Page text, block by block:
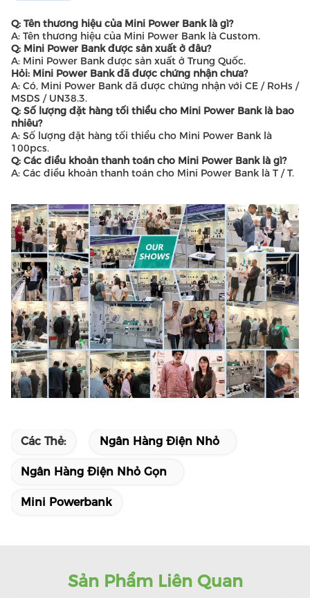
Q: Tên thương hiệu của Mini Power Bank là gì?
A: Tên thương hiệu của Mini Power Bank là Custom.
Q: Mini Power Bank được sản xuất ở đâu?
A: Mini Power Bank được sản xuất ở Trung Quốc.
Hỏi: Mini Power Bank đã được chứng nhận chưa?
A: Có, Mini Power Bank đã được chứng nhận với CE / RoHs /
MSDS / UN38.3.
Q: Số lượng đặt hàng tối thiểu cho Mini Power Bank là bao
nhiêu?
A: Số lượng đặt hàng tối thiểu cho Mini Power Bank là
100pcs.
Q: Các điều khoản thanh toán cho Mini Power Bank là gì?
A: Các điều khoản thanh toán cho Mini Power Bank là T / T.
Các Thẻ: Ngân Hàng Điện Nhỏ
Ngân Hàng Điện Nhỏ Gọn
Mini Powerbank
Sản Phẩm Liên Quan